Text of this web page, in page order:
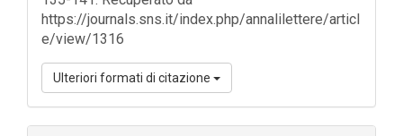
https://journals.sns.it/index.php/annalilettere/articl
e/view/1316
Ulteriori formati di citazione